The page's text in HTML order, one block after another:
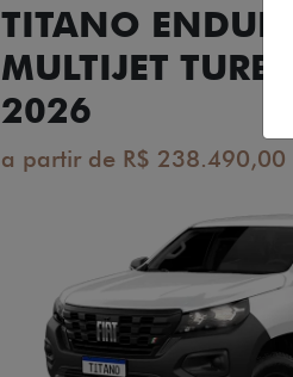
TITANO
MULTIJET
2026
a partir de R$ 238.490,00